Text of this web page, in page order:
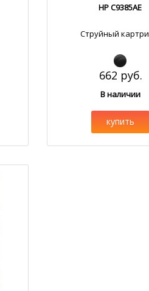
HP C9385AE
Струйный
662 руб.
В наличии
купить